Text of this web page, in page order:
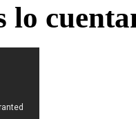
lo